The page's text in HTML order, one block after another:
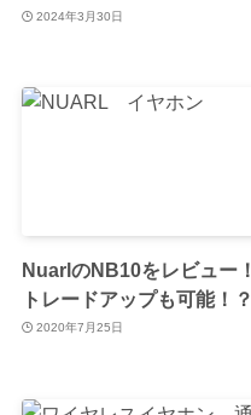
2024年3月30日
NuarlのNB10をレビュー！
トレードアップも可能！？
2020年7月25日